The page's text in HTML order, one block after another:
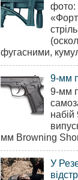
фото:
фугасними,
9-мм
9-мм
мм Browning
У